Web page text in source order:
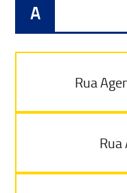
A
Rua
Rua